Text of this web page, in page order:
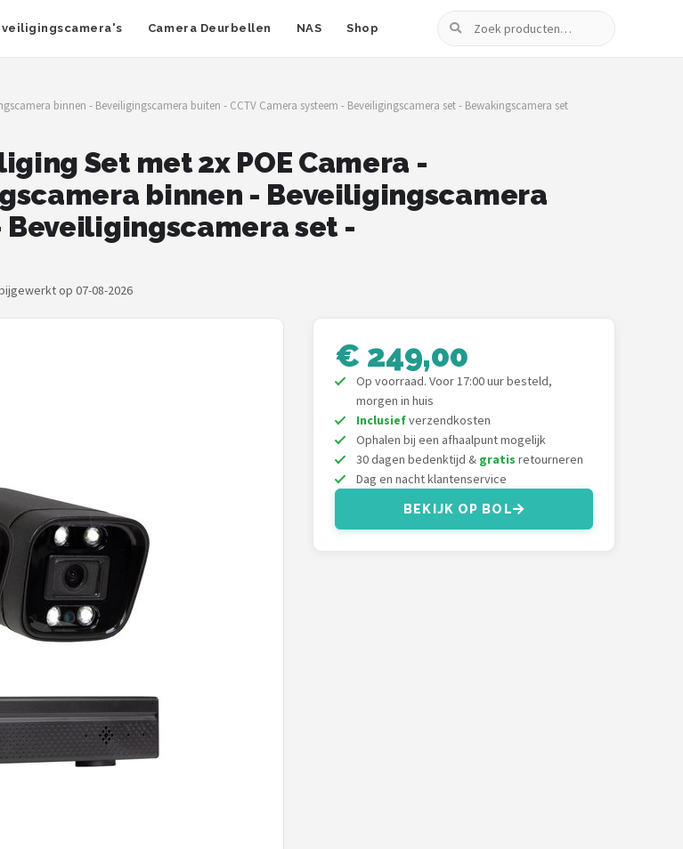
Camera Deurbellen NAS Shop
Zoeken
binnen - Beveiligingscamera buiten - CCTV Camera systeem - Beveiligingscamera set - Bewakingscamera set
Set met 2x POE Camera -
binnen - Beveiligingscamera
Beveiligingscamera set -
op 07-08-2026
€ 249,00
Op voorraad. Voor 17:00 uur besteld,
morgen in huis
Inclusiefverzendkosten
Ophalen bij een afhaalpunt mogelijk
30 dagen bedenktijd & gratis retourneren
Dag en nacht klantenservice
BEKIJK OP BOL